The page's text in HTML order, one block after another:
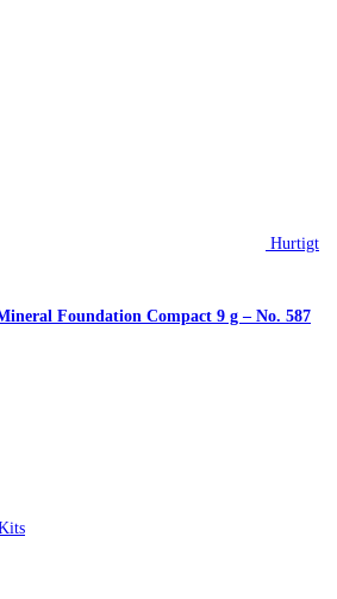
Hurtigt
Foundation Compact 9 g – No. 587